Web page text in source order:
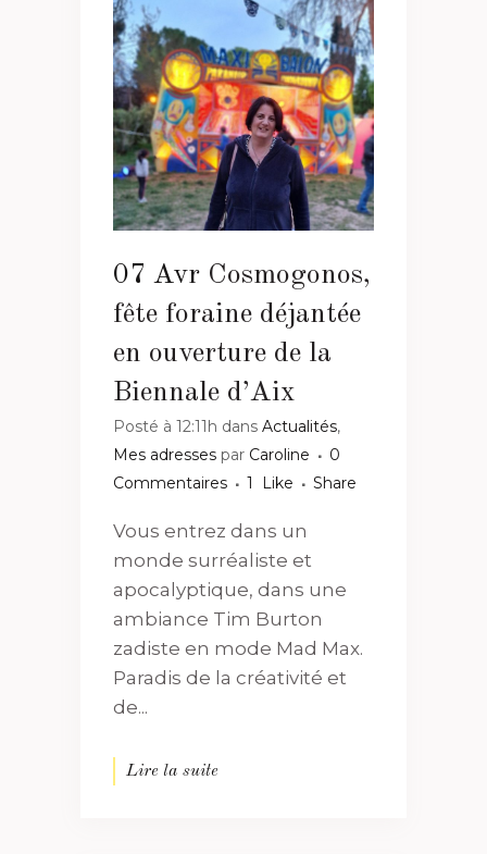
07 Avr Cosmogonos,
fête foraine déjantée
en ouverture de la
Biennale d’Aix
Posté à 12:11h dans Actualités,
Mes adresses par Caroline
0
Commentaires
1 Like Share
Vous entrez dans un
monde surréaliste et
apocalyptique, dans une
ambiance Tim Burton
zadiste en mode Mad Max.
Paradis de la créativité et
de...
Lire la suite